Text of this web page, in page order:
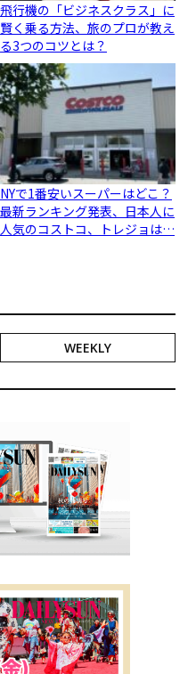
飛行機の「ビジネスクラス」に
賢く乗る方法、旅のプロが教え
る3つのコツとは？
NYで1番安いスーパーはどこ？
最新ランキング発表、日本人に
人気のコストコ、トレジョは…
WEEKLY